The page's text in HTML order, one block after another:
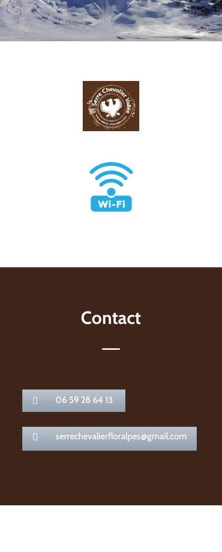
Contact
 06 59 28 64 13
 serrechevalierfloralpes@gmail.com